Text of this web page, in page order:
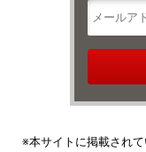
※本サイトに掲載され